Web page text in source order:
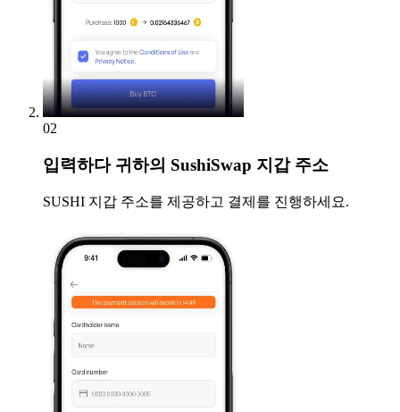
02
입력하다귀하의 SushiSwap 지갑 주소
SUSHI 지갑 주소를 제공하고 결제를 진행하세요.